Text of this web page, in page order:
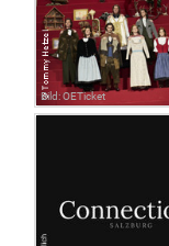
Bild: OETicket